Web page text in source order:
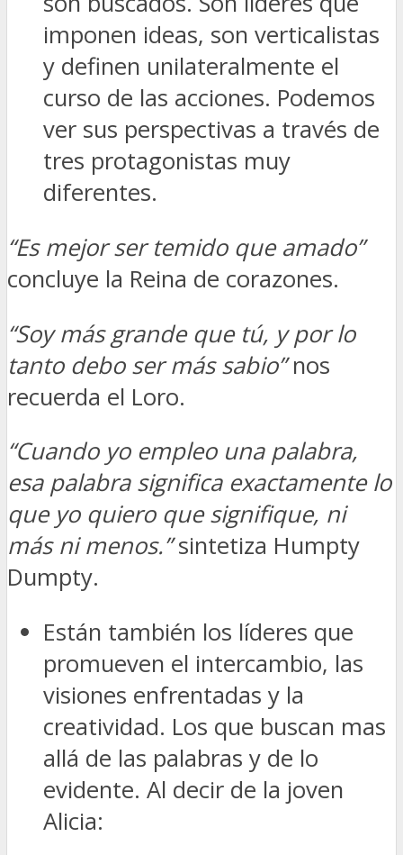
imponen ideas, son verticalistas
y definen unilateralmente el
curso de las acciones. Podemos
ver sus perspectivas a través de
tres protagonistas muy
diferentes.
“Es mejor ser temido que amado”
concluye la Reina de corazones.
“Soy más grande que tú, y por lo
tanto debo ser más sabio”nos
recuerda el Loro.
“Cuando yo empleo una palabra,
esa palabra significa exactamente lo
que yo quiero que signifique, ni
más ni menos.”sintetiza Humpty
Dumpty.
Están también los líderes que
promueven el intercambio, las
visiones enfrentadas y la
creatividad. Los que buscan mas
allá de las palabras y de lo
evidente. Al decir de la joven
Alicia: